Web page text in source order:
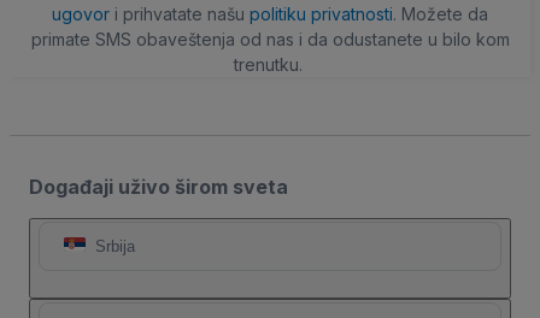
ugovor i prihvatate našu politiku privatnosti. Možete da
primate SMS obaveštenja od nas i da odustanete u bilo kom
trenutku.
Događaji uživo širom sveta
Srbija